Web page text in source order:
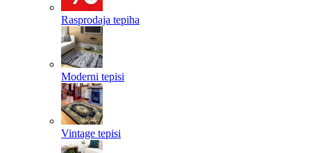
Rasprodaja tepiha
Moderni tepisi
Vintage tepisi